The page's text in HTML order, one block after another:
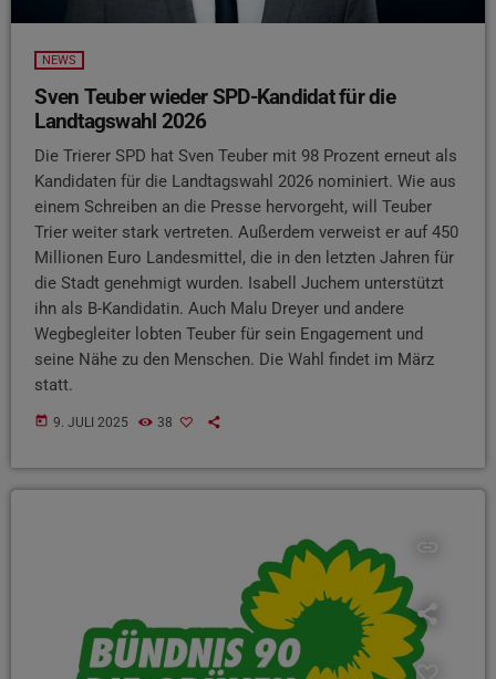
NEWS
Sven Teuber wieder SPD-Kandidat für die
Landtagswahl 2026
Die Trierer SPD hat Sven Teuber mit 98 Prozent erneut als
Kandidaten für die Landtagswahl 2026 nominiert. Wie aus
einem Schreiben an die Presse hervorgeht, will Teuber
Trier weiter stark vertreten. Außerdem verweist er auf 450
Millionen Euro Landesmittel, die in den letzten Jahren für
die Stadt genehmigt wurden. Isabell Juchem unterstützt
ihn als B-Kandidatin. Auch Malu Dreyer und andere
Wegbegleiter lobten Teuber für sein Engagement und
seine Nähe zu den Menschen. Die Wahl findet im März
statt.
today 9. JULI 2025 38